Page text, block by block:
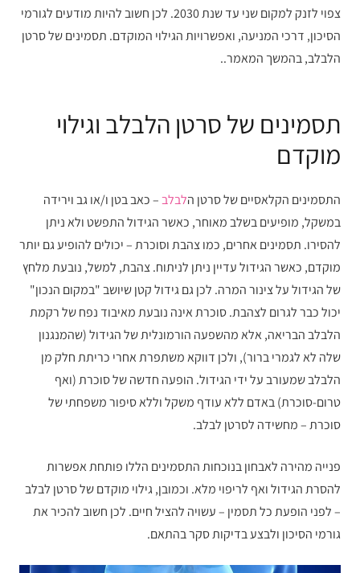
צפוי לזנק למקום שני עד שנת 2030. לכן חשוב להיות מודעים לגורמי
הסיכון, דרכי המניעה, ואפשרויות הגילוי המוקדם. תסמינים של סרטן
הלבלב, בהמשך המאמר..
תסמינים של סרטן הלבלב וגילוי
מוקדם
התסמינים הקלאסיים של סרטן הלבלב– כאב בטן ו/או גב וירידה
במשקל, מופיעים בשלב מאוחר, כאשר הגידול התפשט ולא ניתן
להסירו. תסמינים אחרים, כמו צהבת וסוכרת – יכולים להופיע גם יותר
מוקדם, כאשר הגידול עדיין ניתן לניתוח. צהבת, למשל, נובעת מלחץ
של הגידול על צינור המרה. לכן גם גידול קטן שיושב "במקום הנכון"
יכול כבר לגרום לצהבת. סוכרת אינה נובעת מאיבוד נפח של רקמת
הלבלב הבריאה, אלא מהשפעה הורמונלית של הגידול (שהמנגנון
שלה לא לגמרי ברור), ולכן דווקא משתפרת אחרי כריתת חלק מן
הלבלב שמעורב על ידי הגידול. הופעה חדשה של סוכרת (ואף
טרום-סוכרת) באדם ללא עודף משקל וללא סיפור משפחתי של
סוכרת – מחשידה לסרטן לבלב.
פנייה מהירה לאבחון בנוכחות התסמינים הללו פותחת אפשרות
להסרת הגידול ואף לריפוי מלא. וכמובן, גילוי מוקדם של סרטן לבלב
– לפני הופעת כל תסמין – עשויה להציל חיים. לכן חשוב להכיר את
גורמי הסיכון ולבצע בדיקות סקר בהתאם.